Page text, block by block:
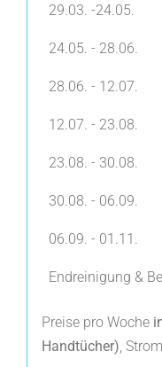
29.03. -24.05.
24.05. - 28.06.
28.06. - 12.07.
12.07. - 23.08.
23.08. - 30.08.
30.08. - 06.09.
06.09. - 01.11.
Endreinigung &
Preise pro Woche
Handtücher),